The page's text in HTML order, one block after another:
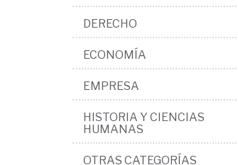
DERECHO
ECONOMÍA
EMPRESA
HISTORIA Y CIENCIAS
HUMANAS
OTRAS CATEGORÍAS